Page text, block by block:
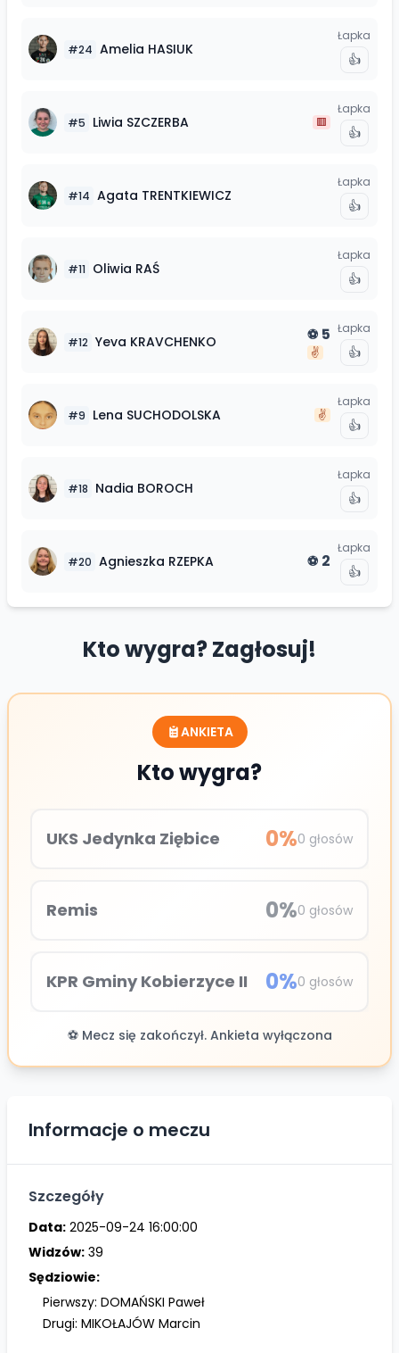
#24 Amelia HASIUK
Łapka
👍
#5 Liwia SZCZERBA 🟥
Łapka
👍
#14 Agata TRENTKIEWICZ
Łapka
👍
#11 Oliwia RAŚ
Łapka
👍
#12 Yeva KRAVCHENKO ⚽ 5
✌️
Łapka
👍
#9 Lena SUCHODOLSKA ✌️
Łapka
👍
#18 Nadia BOROCH
Łapka
👍
#20 Agnieszka RZEPKA ⚽ 2
Łapka
👍
Kto wygra? Zagłosuj!
ANKIETA
Kto wygra?
UKS Jedynka Ziębice 0%0 głosów
Remis 0%0 głosów
KPR Gminy Kobierzyce II 0%0 głosów
⚽ Mecz się zakończył. Ankieta wyłączona
Informacje o meczu
Szczegóły
Data: 2025-09-24 16:00:00
Widzów: 39
Sędziowie:
Pierwszy: DOMAŃSKI Paweł
Drugi: MIKOŁAJÓW Marcin